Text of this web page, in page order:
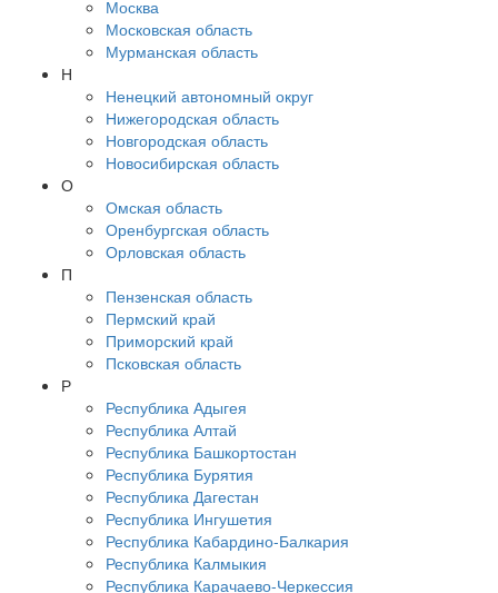
Москва
Московская область
Мурманская область
Н
Ненецкий автономный округ
Нижегородская область
Новгородская область
Новосибирская область
О
Омская область
Оренбургская область
Орловская область
П
Пензенская область
Пермский край
Приморский край
Псковская область
Р
Республика Адыгея
Республика Алтай
Республика Башкортостан
Республика Бурятия
Республика Дагестан
Республика Ингушетия
Республика Кабардино-Балкария
Республика Калмыкия
Республика Карачаево-Черкессия